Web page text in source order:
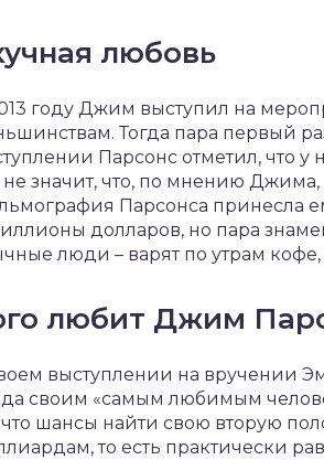
любовь
году Джим выступил на
Тогда пара первый
Парсонс отметил, что
не значит, что, по мнению
Парсонса принесла
долларов, но пара
люди – варят по утрам
любит Джим
выступлении на вручении
своим «самым любимым
шансы найти свою вторую
то есть практически